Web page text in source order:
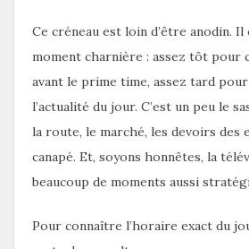
Ce créneau est loin d’être anodin.
moment charnière : assez tôt pour
avant le prime time, assez tard
l’actualité du jour. C’est un peu le
la route, le marché, les devoirs des
canapé. Et, soyons honnêtes, la
beaucoup de moments aussi
Pour connaître l’horaire exact du